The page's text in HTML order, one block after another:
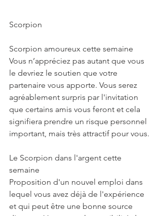
Scorpion
Scorpion amoureux cette semaine
Vous n’appréciez pas autant que vous
le devriez le soutien que votre
partenaire vous apporte. Vous serez
agréablement surpris par l'invitation
que certains amis vous feront et cela
signifiera prendre un risque personnel
important, mais très attractif pour vous.
Le Scorpion dans l'argent cette
semaine
Proposition d'un nouvel emploi dans
lequel vous avez déjà de l'expérience
et qui peut être une bonne source